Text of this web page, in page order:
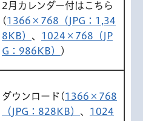
2月カレンダー付はこちら
(1366×768（JPG：1,34
8KB） 、 1024×768（JP
G：986KB）
)
ダウンロード(1366×768
（JPG：828KB） 、 1024